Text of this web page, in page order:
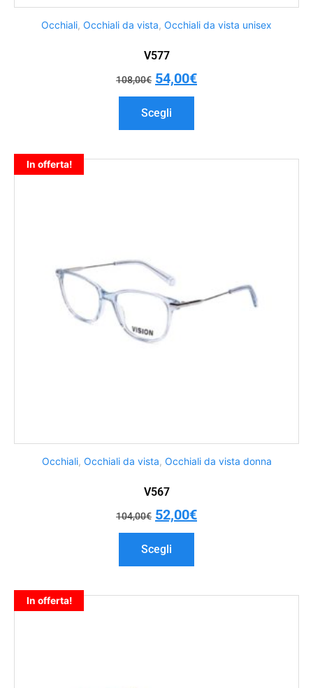
Occhiali, Occhiali da vista, Occhiali da vista unisex
V577
108,00€ 54,00€
Scegli
In offerta!
Occhiali, Occhiali da vista, Occhiali da vista donna
V567
104,00€ 52,00€
Scegli
In offerta!